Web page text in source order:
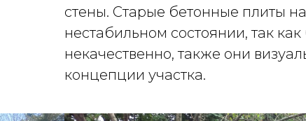
стены. Старые бетонные плиты
нестабильном состоянии, так
некачественно, также они
концепции участка.